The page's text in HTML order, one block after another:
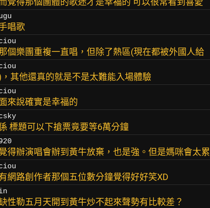
唱歌
個樂團重複一直唱，但除了熱區(現在都被外國人給
其他還真的就是不是太難能入場體驗
來說確實是幸福的
標題可以下搶票竟要等6萬分鐘
得辦演唱會辦到黃牛放棄，也是強。但是媽咪會太累
網路創作者那個五位數分鐘覺得好好笑XD
性勒五月天開到黃牛炒不起來聲勢有比較差？